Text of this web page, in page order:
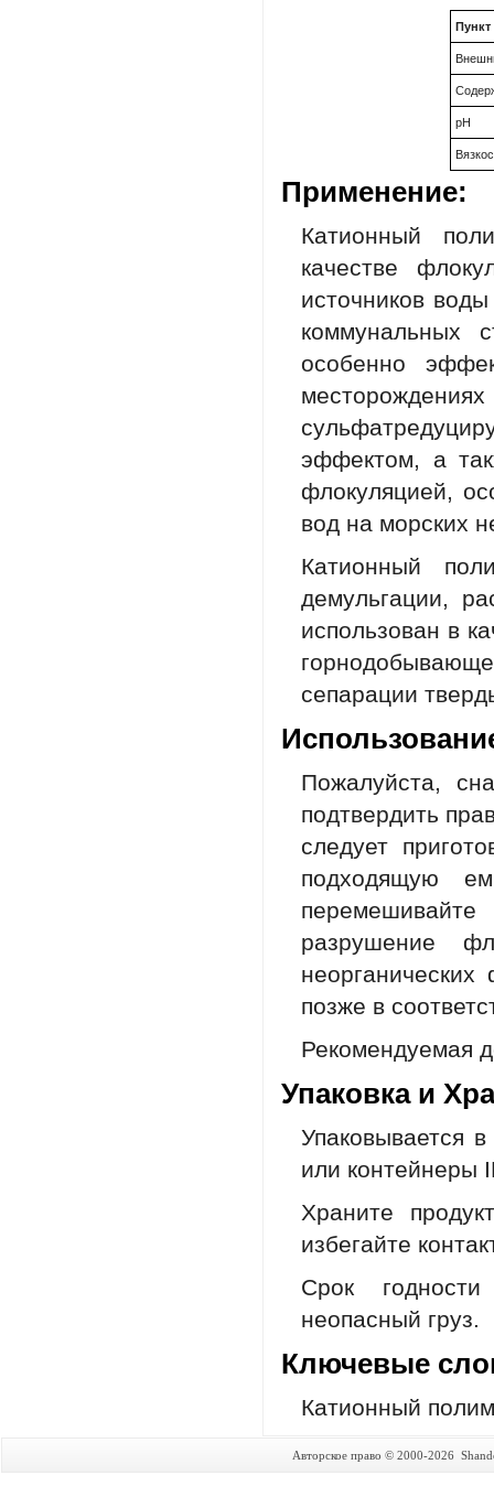
Пункт
pH
Применение:
Катионный
качестве
источников
коммунальных
особенно
эффектом, а
флокуляцией,
вод на морских
Катионный
демульгации,
использован в
сепарации
Пожалуйста,
подтвердить
следует
подходящую
разрушение
позже в
Рекомендуемая
Упаковка и
Упаковывается
или контейнеры
Храните
избегайте
Срок
неопасный груз.
Ключевые
Катионный
Авторское право © 2000-2026